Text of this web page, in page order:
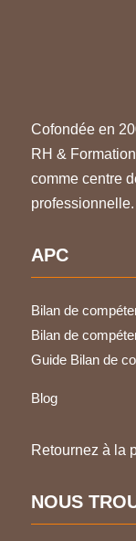
Cofondée en
RH &
comme centre
professionnelle.
APC
Bilan de
Bilan de
Guide Bilan de
Blog
Retournez à la
NOUS